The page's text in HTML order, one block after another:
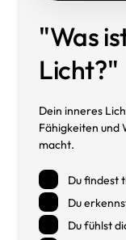
"Was
Licht?"
Dein inneres
Fähigkeiten und
macht.
Du findest
Du
Du fühlst